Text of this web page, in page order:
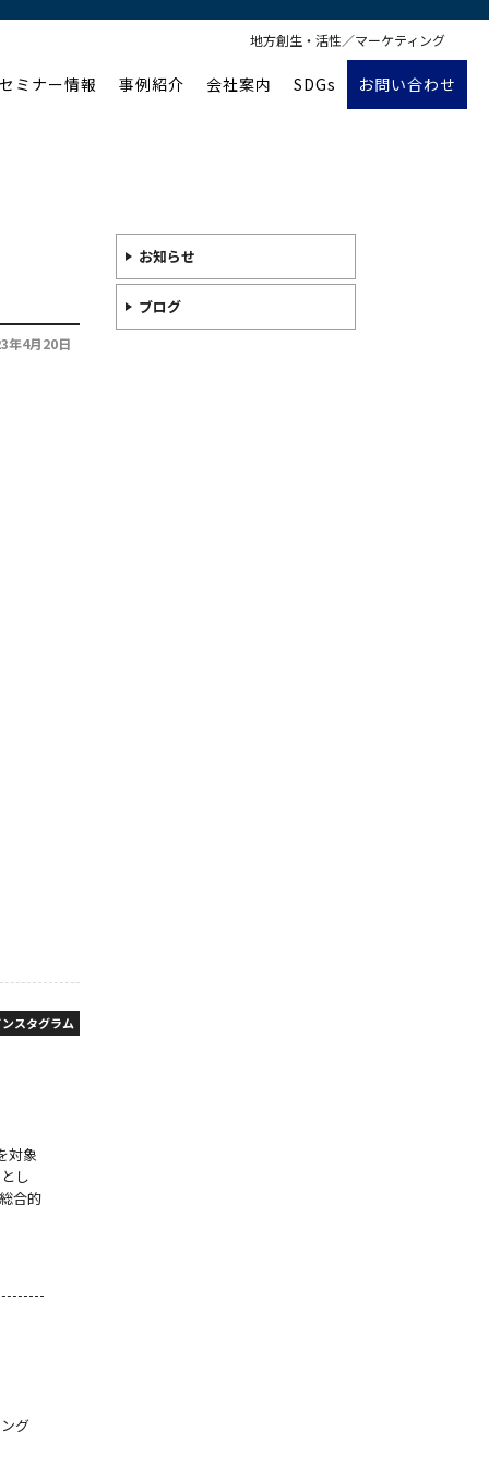
地方創生・活性／マーケティング
ミナー情報 事例紹介 会社案内 SDGs お問い合わせ
年4月20日
ンスタグラム
対象
し
合的
グ
お知らせ
ブログ